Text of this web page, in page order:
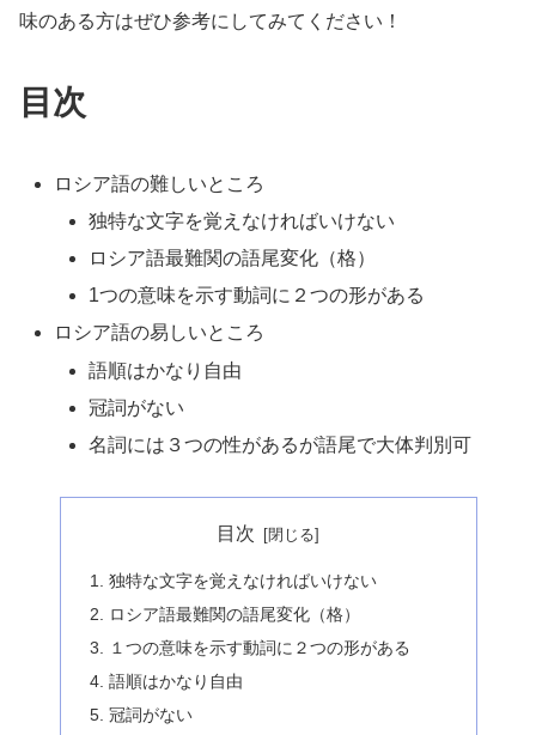
味のある方はぜひ参考にしてみてください！
目次
ロシア語の難しいところ
独特な文字を覚えなければいけない
ロシア語最難関の語尾変化（格）
1つの意味を示す動詞に２つの形がある
ロシア語の易しいところ
語順はかなり自由
冠詞がない
名詞には３つの性があるが語尾で大体判別可
目次
独特な文字を覚えなければいけない
ロシア語最難関の語尾変化（格）
１つの意味を示す動詞に２つの形がある
語順はかなり自由
冠詞がない